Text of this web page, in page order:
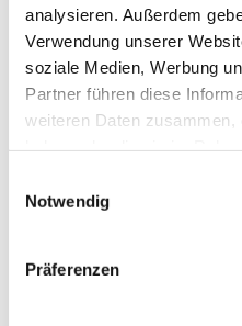
analysieren. Außerdem
Verwendung unserer
soziale Medien, Werbung
Partner führen diese
weiteren Daten zusammen,
Notwendig
Präferenzen
BIM
Downloads